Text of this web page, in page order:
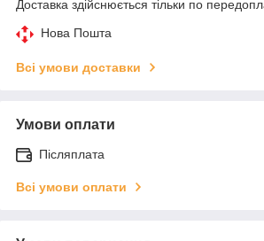
Доставка здійснюється тільки по
Нова Пошта
Всі умови доставки
Умови оплати
Післяплата
Всі умови оплати